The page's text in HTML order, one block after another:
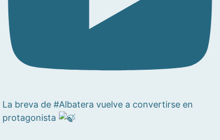
La breva de #Albatera vuelve a convertirse en
protagonista